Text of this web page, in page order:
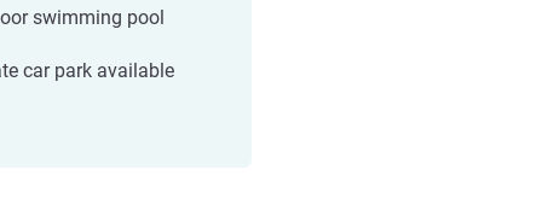
swimming pool
car park available